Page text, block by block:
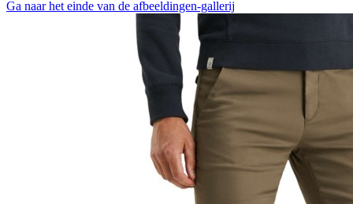
Ga naar het einde van de afbeeldingen-gallerij